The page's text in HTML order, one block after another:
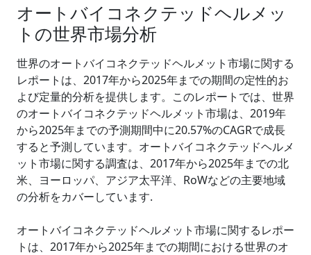
オートバイコネクテッドヘルメッ
トの世界市場分析
世界のオートバイコネクテッドヘルメット市場に関する
レポートは、2017年から2025年までの期間の定性的お
よび定量的分析を提供します。このレポートでは、世界
のオートバイコネクテッドヘルメット市場は、2019年
から2025年までの予測期間中に20.57%のCAGRで成長
すると予測しています。オートバイコネクテッドヘルメ
ット市場に関する調査は、2017年から2025年までの北
米、ヨーロッパ、アジア太平洋、RoWなどの主要地域
の分析をカバーしています.
オートバイコネクテッドヘルメット市場に関するレポー
トは、2017年から2025年までの期間における世界のオ